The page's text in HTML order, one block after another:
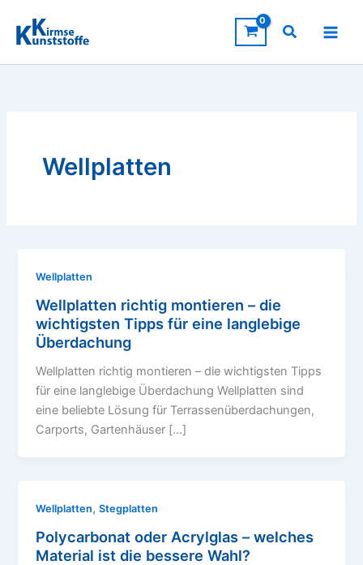
Inhalt
springen
Wellplatten
Wellplatten
Wellplatten richtig montieren – die
wichtigsten Tipps für eine langlebige
Überdachung
Wellplatten richtig montieren – die wichtigsten Tipps
für eine langlebige Überdachung Wellplatten sind
eine beliebte Lösung für Terrassenüberdachungen,
Carports, Gartenhäuser […]
Wellplatten,Stegplatten
Polycarbonat oder Acrylglas – welches
Material ist die bessere Wahl?